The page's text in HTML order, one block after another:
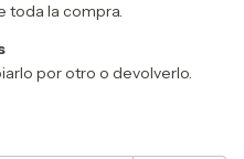
toda la compra.
por otro o devolverlo.